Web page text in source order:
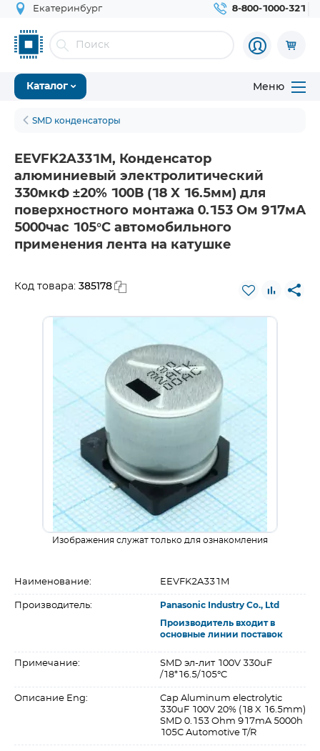
Екатеринбург 8-800-1000-321
Каталог Меню
SMD конденсаторы
EEVFK2A331M, Конденсатор
алюминиевый электролитический
330мкФ ±20% 100В (18 X 16.5мм) для
поверхностного монтажа 0.153 Ом 917мА
5000час 105°С автомобильного
применения лента на катушке
Код товара: 385178
Изображения служат только для ознакомления
Наименование: EEVFK2A331M
Производитель: Panasonic Industry Co., Ltd
Производитель входит в
основные линии поставок
Примечание:
SMD эл-лит 100V 330uF
/18*16.5/105°C
Описание Eng:
Cap Aluminum electrolytic
330uF 100V 20% (18 X 16.5mm)
SMD 0.153 Ohm 917mA 5000h
105C Automotive T/R